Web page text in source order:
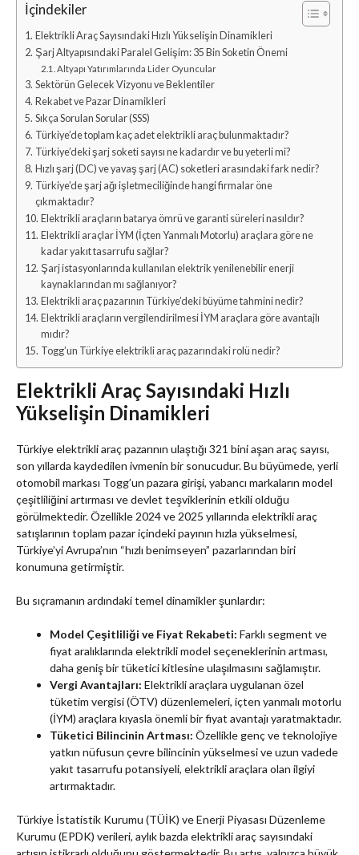
İçindekiler
Elektrikli Araç Sayısındaki Hızlı Yükselişin Dinamikleri
Şarj Altyapısındaki Paralel Gelişim: 35 Bin Soketin Önemi
Altyapı Yatırımlarında Lider Oyuncular
Sektörün Gelecek Vizyonu ve Beklentiler
Rekabet ve Pazar Dinamikleri
Sıkça Sorulan Sorular (SSS)
Türkiye’de toplam kaç adet elektrikli araç bulunmaktadır?
Türkiye’deki şarj soketi sayısı ne kadardır ve bu yeterli mi?
Hızlı şarj (DC) ve yavaş şarj (AC) soketleri arasındaki fark nedir?
Türkiye’de şarj ağı işletmeciliğinde hangi firmalar öne
çıkmaktadır?
Elektrikli araçların batarya ömrü ve garanti süreleri nasıldır?
Elektrikli araçlar İYM (İçten Yanmalı Motorlu) araçlara göre ne
kadar yakıt tasarrufu sağlar?
Şarj istasyonlarında kullanılan elektrik yenilenebilir enerji
kaynaklarından mı sağlanıyor?
Elektrikli araç pazarının Türkiye’deki büyüme tahmini nedir?
Elektrikli araçların vergilendirilmesi İYM araçlara göre avantajlı
mıdır?
Togg’un Türkiye elektrikli araç pazarındaki rolü nedir?
Elektrikli Araç Sayısındaki Hızlı
Yükselişin Dinamikleri
Türkiye elektrikli araç pazarının ulaştığı 321 bini aşan araç sayısı,
son yıllarda kaydedilen ivmenin bir sonucudur. Bu büyümede, yerli
otomobil markası Togg’un pazara girişi, yabancı markaların model
çeşitliliğini artırması ve devlet teşviklerinin etkili olduğu
görülmektedir. Özellikle 2024 ve 2025 yıllarında elektrikli araç
satışlarının toplam pazar içindeki payının hızla yükselmesi,
Türkiye’yi Avrupa’nın “hızlı benimseyen” pazarlarından biri
konumuna getirmiştir.
Bu sıçramanın ardındaki temel dinamikler şunlardır:
Model Çeşitliliği ve Fiyat Rekabeti: Farklı segment ve
fiyat aralıklarında elektrikli model seçeneklerinin artması,
daha geniş bir tüketici kitlesine ulaşılmasını sağlamıştır.
Vergi Avantajları: Elektrikli araçlara uygulanan özel
tüketim vergisi (ÖTV) düzenlemeleri, içten yanmalı motorlu
(İYM) araçlara kıyasla önemli bir fiyat avantajı yaratmaktadır.
Tüketici Bilincinin Artması: Özellikle genç ve teknolojiye
yatkın nüfusun çevre bilincinin yükselmesi ve uzun vadede
yakıt tasarrufu potansiyeli, elektrikli araçlara olan ilgiyi
artırmaktadır.
Türkiye İstatistik Kurumu (TÜİK) ve Enerji Piyasası Düzenleme
Kurumu (EPDK) verileri, aylık bazda elektrikli araç sayısındaki